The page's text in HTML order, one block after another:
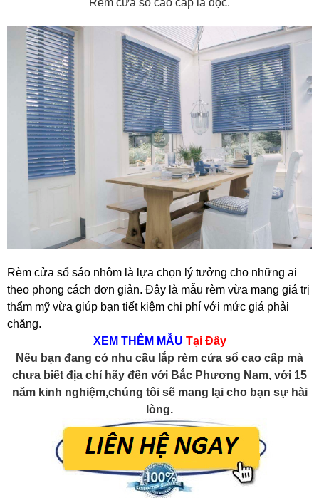
Rèm cửa sổ sáo nhôm là lựa chọn lý tưởng cho những ai
theo phong cách đơn giản. Đây là mẫu rèm vừa mang giá trị
thẩm mỹ vừa giúp bạn tiết kiệm chi phí với mức giá phải
chăng.
XEM THÊM MẪU Tại Đây
Nếu bạn đang có nhu cầu lắp rèm cửa sổ cao cấp mà
chưa biết địa chỉ hãy đến với Bắc Phương Nam, với 15
năm kinh nghiệm,chúng tôi sẽ mang lại cho bạn sự hài
lòng.